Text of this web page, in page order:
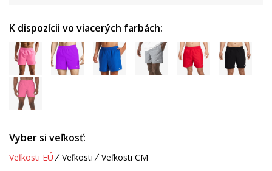
K dispozícii vo viacerých farbách:
Vyber si veľkosť:
Veľkosti EÚ Veľkosti Veľkosti CM